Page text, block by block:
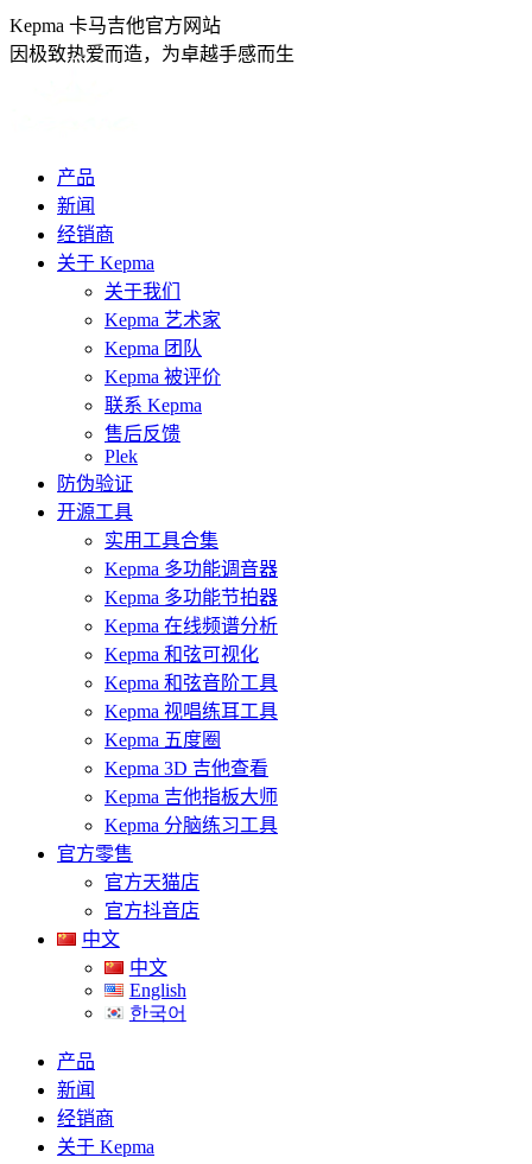
跳
转
Kepma 卡马吉他官方网站
因极致热爱而造，为卓越手感而生
产品
新闻
经销商
关于 Kepma
关于我们
Kepma 艺术家
Kepma 团队
Kepma 被评价
联系 Kepma
售后反馈
Plek
防伪验证
开源工具
实用工具合集
Kepma 多功能调音器
Kepma 多功能节拍器
Kepma 在线频谱分析
Kepma 和弦可视化
Kepma 和弦音阶工具
Kepma 视唱练耳工具
Kepma 五度圈
Kepma 3D 吉他查看
Kepma 吉他指板大师
Kepma 分脑练习工具
官方零售
官方天猫店
官方抖音店
中文
中文
English
한국어
产品
新闻
经销商
关于 Kepma